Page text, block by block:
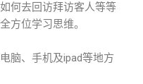
何去回访拜访客人等等
方位学习思维。
脑、手机及ipad等地方